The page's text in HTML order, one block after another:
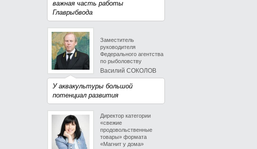
важная часть работы
Главрыбвода
Заместитель
руководителя
Федерального агентства
по рыболовству
Василий СОКОЛОВ
У аквакультуры большой
потенциал развития
Директор категории
«свежие
продовольственные
товары» формата
«Магнит у дома»